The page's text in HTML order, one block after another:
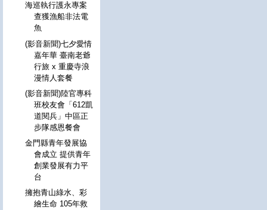
海巡執行護永專案
查獲漁船非法電
魚
(影音新聞)七夕愛情
嘉年華 臺南老爺
行旅 x 重慶寺浪
漫情人套餐
(影音新聞)陸官專科
班校友會「612凱
道閱兵」中區正
步隊感恩餐會
金門縣青年發展協
會成立 提供青年
創業發展有力平
台
擁抱青山綠水、彩
繪生命 105年救